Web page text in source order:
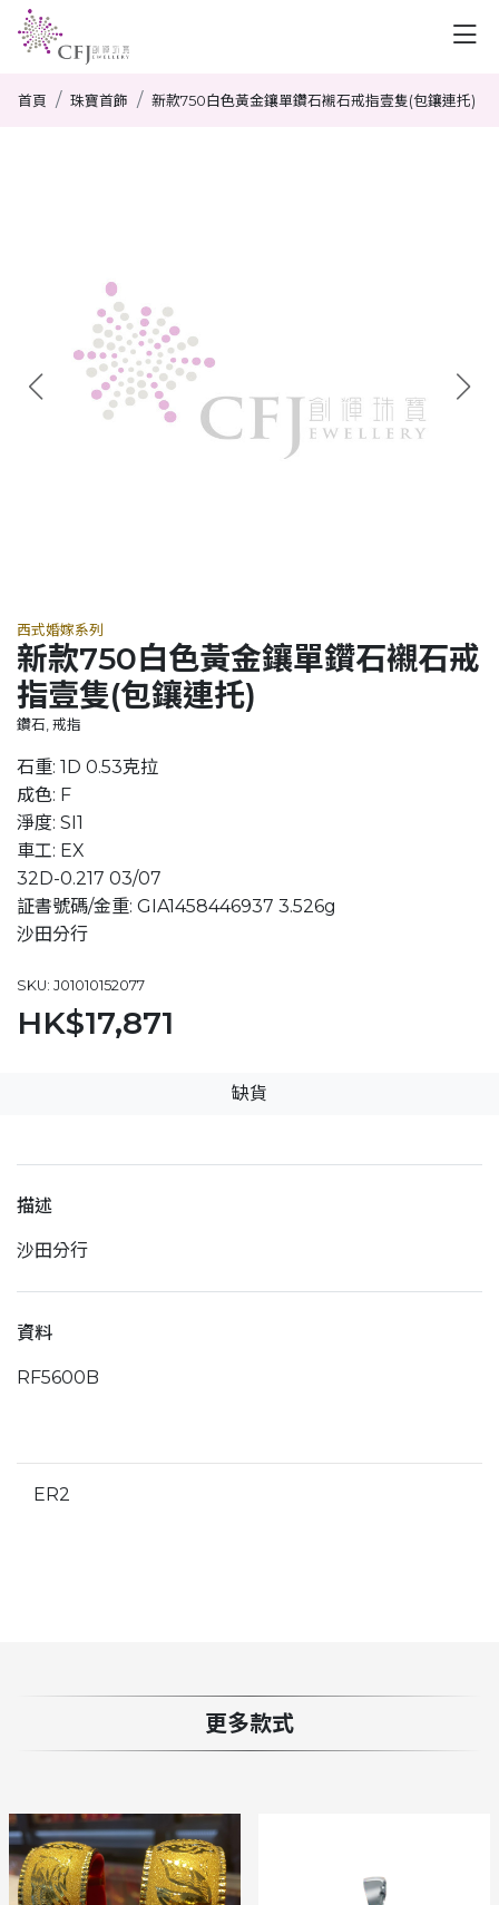
首頁 珠寶首飾 新款750白色黃金鑲單鑽石襯石戒指壹隻(包鑲連托)
西式婚嫁系列
新款750白色黃金鑲單鑽石襯石戒
指壹隻(包鑲連托)
鑽石, 戒指
石重: 1D 0.53克拉
成色: F
淨度: SI1
車工: EX
32D-0.217 03/07
証書號碼/金重: GIA1458446937 3.526g
沙田分行
SKU: J01010152077
HK$17,871
缺貨
描述
沙田分行
資料
RF5600B
ER2
更多款式